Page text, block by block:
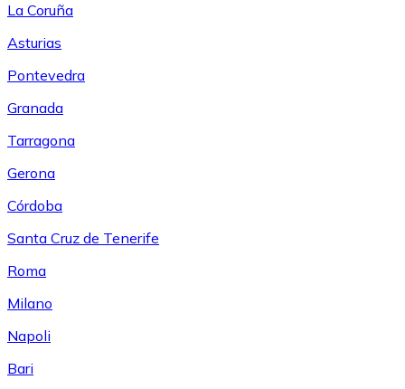
La Coruña
Asturias
Pontevedra
Granada
Tarragona
Gerona
Córdoba
Santa Cruz de Tenerife
Roma
Milano
Napoli
Bari